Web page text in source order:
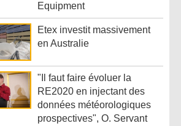
Equipment
Etex investit massivement
en Australie
"Il faut faire évoluer la
RE2020 en injectant des
données météorologiques
prospectives", O. Servant